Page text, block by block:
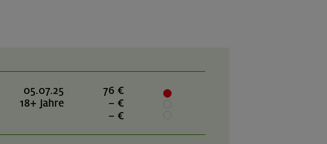
05.07.25
18+ Jahre
76 €
– €
– €